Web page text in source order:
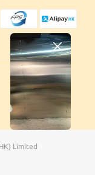
Limited